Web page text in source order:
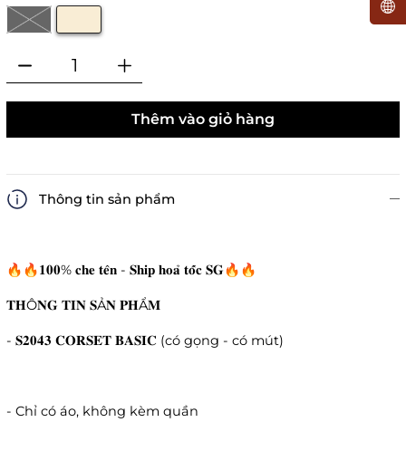
Thêm vào giỏ hàng
Thông tin sản phẩm
🔥🔥𝟏𝟎𝟎% 𝐜𝐡𝐞 𝐭𝐞̂𝐧 - 𝐒𝐡𝐢𝐩 𝐡𝐨𝐚̉ 𝐭𝐨̂́𝐜 𝐒𝐆🔥🔥
𝐓𝐇Ô𝐍𝐆 𝐓𝐈𝐍 𝐒Ả𝐍 𝐏𝐇Ẩ𝐌
- 𝐒𝟐𝟎𝟒𝟑 𝐂𝐎𝐑𝐒𝐄𝐓 𝐁𝐀𝐒𝐈𝐂 (có gọng - có mút)
- Chỉ có áo, không kèm quần